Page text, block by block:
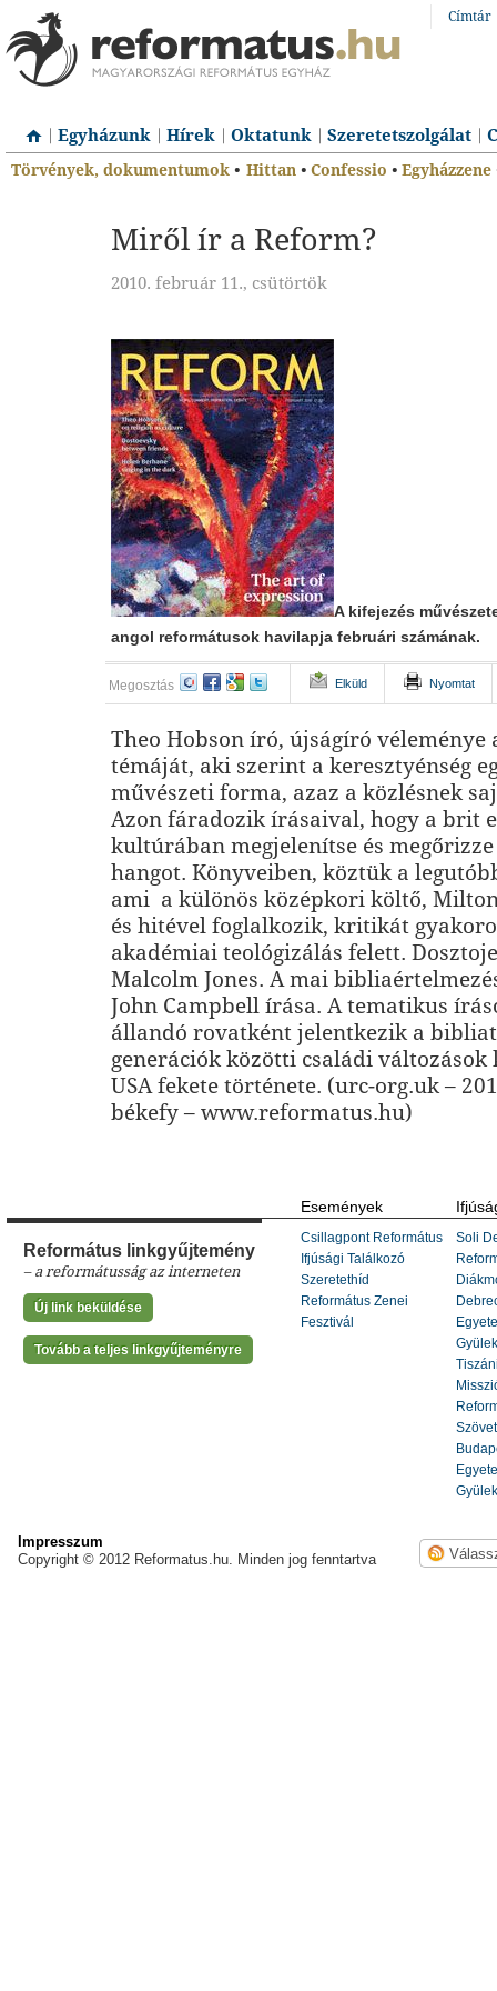
Címtár
Egyházunk Hírek Oktatunk Szeretetszolgálat
Törvények, dokumentumok • Hittan • Confessio • Egyházzene
Miről ír a Reform?
2010. február 11., csütörtök
A kifejezés
angol reformátusok havilapja februári számának.
Megosztás Elküld Nyomtat
Theo Hobson író, újságíró
témáját, aki szerint a keresztyénség
művészeti forma, azaz a közlésnek
Azon fáradozik írásaival, hogy a brit
kultúrában megjelenítse és
hangot. Könyveiben, köztük a
ami a különös középkori költő,
és hitével foglalkozik, kritikát
akadémiai teológizálás felett.
Malcolm Jones. A mai
John Campbell írása. A tematikus
állandó rovatként jelentkezik a
generációk közötti családi változások
USA fekete története. (urc-org.uk –
békefy – www.reformatus.hu)
Református linkgyűjtemény
– a reformátusság az interneten
Új link beküldése
Tovább a teljes linkgyűjteményre
Események
Csillagpont Református
Ifjúsági Találkozó
Szeretethíd
Református Zenei
Fesztivál
Soli
Impresszum
Copyright © 2012 Reformatus.hu. Minden jog fenntartva